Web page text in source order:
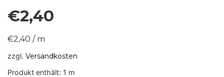
€2,40
€2,40 / m
zzgl. Versandkosten
Produkt enthält: 1 m